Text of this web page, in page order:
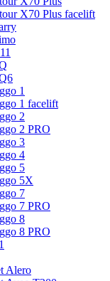
X70 Plus facelift
1
1 facelift
2
2 PRO
3
4
5
5X
7
7 PRO
8
8 PRO
Alero